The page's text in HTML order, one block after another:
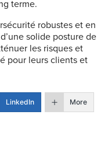
terme.
robustes et en
solide posture de
les risques et
pour leurs clients et
LinkedIn More